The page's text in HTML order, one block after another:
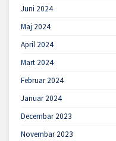
Juni 2024
Maj 2024
April 2024
Mart 2024
Februar 2024
Januar 2024
Decembar 2023
Novembar 2023